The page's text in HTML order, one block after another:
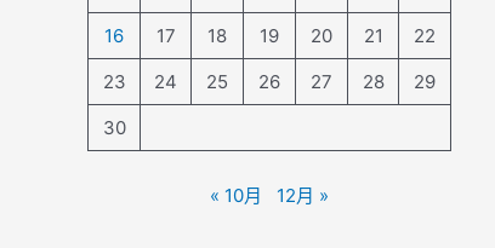
16
17 18 19 20 21
22
23
24 25 26 27 28
29
30
« 10月 12月 »